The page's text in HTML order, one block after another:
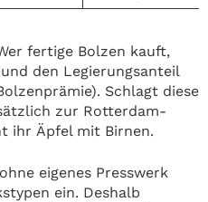
fertige Bolzen kauft,
den Legierungsanteil
Schlagt diese
zur Rotterdam-
ihr Äpfel mit Birnen.
eigenes Presswerk
ein. Deshalb